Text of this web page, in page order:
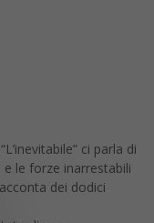
ci parla di
le forze inarrestabili
dei dodici